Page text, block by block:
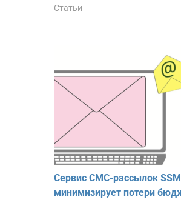
Статьи
Сервис СМС-рассылок
минимизирует потери